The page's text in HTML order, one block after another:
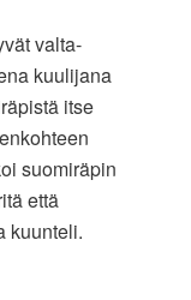
valta-
kuulijana
itse
suomiräpin
että
kuunteli.